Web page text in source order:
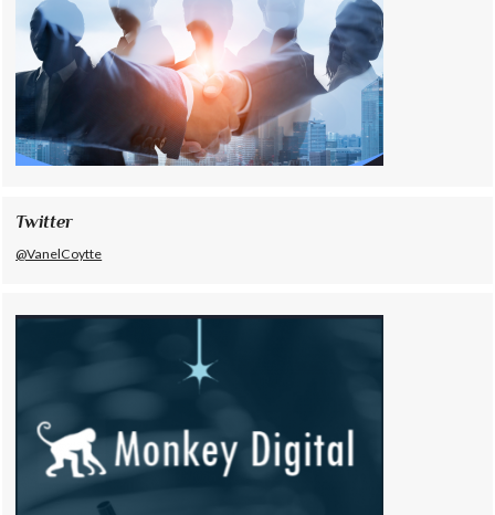
Twitter
@VanelCoytte